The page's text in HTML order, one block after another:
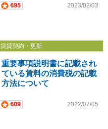
695 2023/02/03
賃貸契約・更新
重要事項説明書に記載され
ている賃料の消費税の記載
方法について
609 2022/07/05